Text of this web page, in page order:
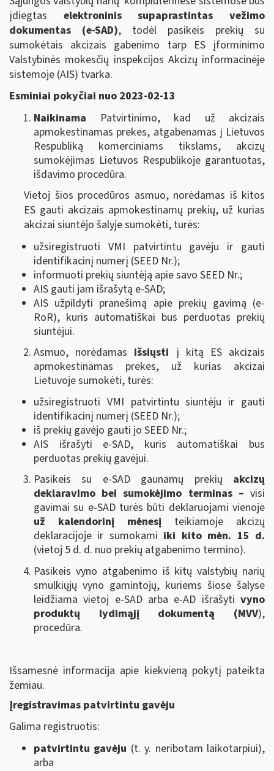
įdiegtas elektroninis supaprastintas vežimo
dokumentas (e-SAD), todėl pasikeis prekių su
sumokėtais akcizais gabenimo tarp ES įforminimo
Valstybinės mokesčių inspekcijos Akcizų informacinėje
sistemoje (AIS) tvarka.
Esminiai pokyčiai nuo 2023-02-13
Naikinama Patvirtinimo, kad už akcizais
apmokestinamas prekes, atgabenamas į Lietuvos
Respubliką komerciniams tikslams, akcizų
sumokėjimas Lietuvos Respublikoje garantuotas,
išdavimo procedūra.
Vietoj šios procedūros asmuo, norėdamas iš kitos
ES gauti akcizais apmokestinamų prekių, už kurias
akcizai siuntėjo šalyje sumokėti, turės:
užsiregistruoti VMI patvirtintu gavėju ir gauti
identifikacinį numerį (SEED Nr.);
informuoti prekių siuntėją apie savo SEED Nr.;
AIS gauti jam išrašytą e-SAD;
AIS užpildyti pranešimą apie prekių gavimą (e-
RoR), kuris automatiškai bus perduotas prekių
siuntėjui.
Asmuo, norėdamas išsiųsti į kitą ES akcizais
apmokestinamas prekes, už kurias akcizai
Lietuvoje sumokėti, turės:
užsiregistruoti VMI patvirtintu siuntėju ir gauti
identifikacinį numerį (SEED Nr.);
iš prekių gavėjo gauti jo SEED Nr.;
AIS išrašyti e-SAD, kuris automatiškai bus
perduotas prekių gavėjui.
Pasikeis su e-SAD gaunamų prekių akcizų
deklaravimo bei sumokėjimo terminas – visi
gavimai su e-SAD turės būti deklaruojami vienoje
už kalendorinį mėnesį teikiamoje akcizų
deklaracijoje ir sumokami iki kito mėn. 15 d.
(vietoj 5 d. d. nuo prekių atgabenimo termino).
Pasikeis vyno atgabenimo iš kitų valstybių narių
smulkiųjų vyno gamintojų, kuriems šiose šalyse
leidžiama vietoj e-SAD arba e-AD išrašyti vyno
produktų lydimąjį dokumentą (MVV),
procedūra.
Išsamesnė informacija apie kiekvieną pokytį pateikta
žemiau.
Įregistravimas patvirtintu gavėju
Galima registruotis:
patvirtintu gavėju (t. y. neribotam laikotarpiui),
arba